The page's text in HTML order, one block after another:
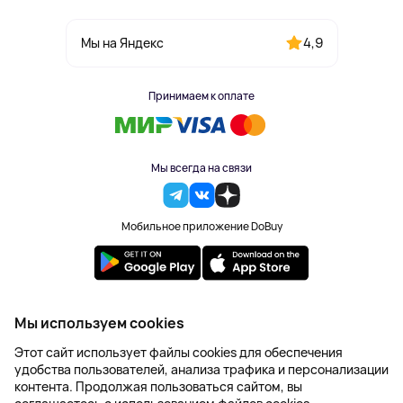
Мы на Яндекс 4,9
Принимаем к оплате
Мы всегда на связи
Мобильное приложение DoBuy
2023-2026 © DoBuy. Все права защищены
Правила обработки персональных данных
Пользовательское соглашение
Оферта
Создание сайта – NetLab
Мы используем cookies
Этот сайт использует файлы cookies для обеспечения
удобства пользователей, анализа трафика и персонализации
контента. Продолжая пользоваться сайтом, вы